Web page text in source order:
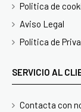
Politica de
Aviso Legal
Politica de
SERVICIO AL
Contacta con